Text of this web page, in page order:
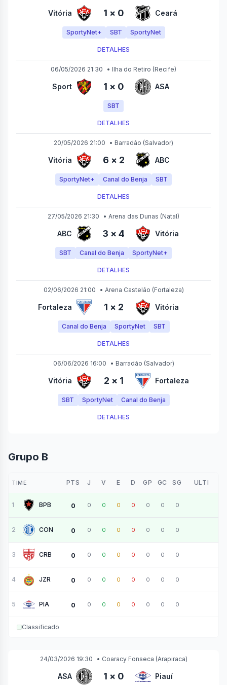
Vitória 1 × 0 Ceará
SportyNet+ SBT SportyNet
DETALHES
06/05/2026 21:30 • Ilha do Retiro (Recife)
Sport 1 × 0 ASA
SBT
DETALHES
20/05/2026 21:00 • Barradão (Salvador)
Vitória 6 × 2 ABC
SportyNet+ Canal do Benja SBT
DETALHES
27/05/2026 21:30 • Arena das Dunas (Natal)
ABC 3 × 4 Vitória
SBT Canal do Benja SportyNet+
DETALHES
02/06/2026 21:00 • Arena Castelão (Fortaleza)
Fortaleza 1 × 2 Vitória
Canal do Benja SportyNet SBT
DETALHES
06/06/2026 16:00 • Barradão (Salvador)
Vitória 2 × 1 Fortaleza
SBT SportyNet Canal do Benja
DETALHES
Grupo B
TIME PTS J V E D GP GC SG ULTI
1 BPB 0 0 0 0 0 0 0 0
2 CON 0 0 0 0 0 0 0 0
3 CRB 0 0 0 0 0 0 0 0
4 JZR 0 0 0 0 0 0 0 0
5 PIA 0 0 0 0 0 0 0 0
Classificado
24/03/2026 19:30 • Coaracy Fonseca (Arapiraca)
ASA 1 × 0 Piauí